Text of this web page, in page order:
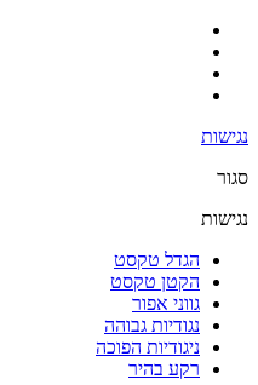
נגישות
סגור
נגישות
הגדל טקסט
הקטן טקסט
גווני אפור
נגודיות גבוהה
ניגודיות הפוכה
רקע בהיר